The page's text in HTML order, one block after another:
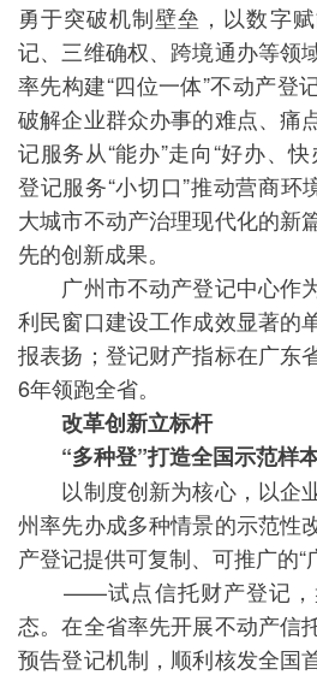
勇于突破机制壁垒，以数字
记、三维确权、跨境通办等领
率先构建“四位一体”不动产登
破解企业群众办事的难点、痛
记服务从“能办”走向“好办、
登记服务“小切口”推动营商环
大城市不动产治理现代化的新
先的创新成果。
广州市不动产登记中心作
利民窗口建设工作成效显著的
报表扬；登记财产指标在广东
6年领跑全省。
改革创新立标杆
“多种登”打造全国示范样
以制度创新为核心，以企
州率先办成多种情景的示范性
产登记提供可复制、可推广的“
——试点信托财产登记，
态。在全省率先开展不动产信
预告登记机制，顺利核发全国